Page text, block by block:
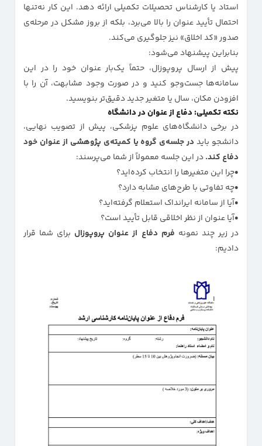
استاد یا کارشناس تحصیلات تکمیلی ارائه دهد. این کار نه‌تنها
احتمال تأیید عنوان را بالا می‌برد، بلکه از بروز مشکل در مرحله‌ی
صدور «کد اخلاق» نیز جلوگیری می‌کند.
بنابراین پیشنهاد می‌شود:
پیش از ارسال پروپوزال، حتماً یک‌بار عنوان خود را در این
سامانه‌ها جست‌وجو کنید و در صورت وجود مشابهت، آن را با
افزودن مکان، سال یا متغیر جدید دقیق‌تر بنویسید.
نکته تکمیلی: دفاع از عنوان در دانشگاه
در برخی دانشگاه‌های علوم پزشکی، پیش از تصویب نهایی،
دانشجو باید در جلسه‌ی گروه یا کمیته‌ی پژوهشی از عنوان خود
دفاع کند.در این جلسه معمولاً از شما می‌پرسند:
چرا این متغیرها را انتخاب کرده‌اید؟
چه تفاوتی با طرح‌های مشابه دارد؟
آیا از سامانه ایرانداک استعلام گرفته‌اید؟
آیا عنوان از نظر اخلاقی قابل تأیید است؟
در زیر چند نمونه فرم دفاع از عنوان پروپوزال برای شما قرار
دادیم: